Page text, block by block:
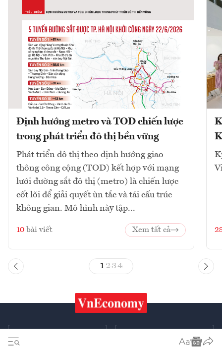
Định hướng metro và TOD chiến lược
trong phát triển đô thị bền vững
Phát triển đô thị theo định hướng giao
thông công cộng (TOD) kết hợp với mạng
lưới đường sắt đô thị (metro) là chiến lược
cốt lõi để giải quyết ùn tắc và tái cấu trúc
không gian. Mô hình này tập...
10 bài viết Xem tất cả
1 23 4